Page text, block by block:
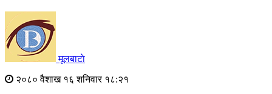
मूलबाटाे
२०८० वैशाख १६ शनिवार १८:२१